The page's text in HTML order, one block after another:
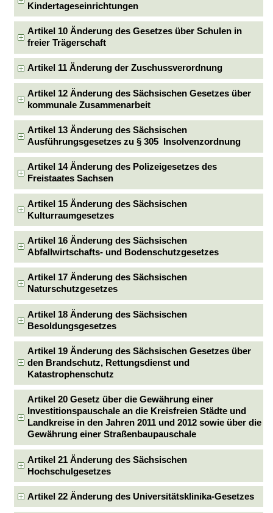
Kindertageseinrichtungen
Artikel 10 Änderung des Gesetzes über Schulen in
freier Trägerschaft
Artikel 11 Änderung der Zuschussverordnung
Artikel 12 Änderung des Sächsischen Gesetzes über
kommunale Zusammenarbeit
Artikel 13 Änderung des Sächsischen
Ausführungsgesetzes zu § 305 Insolvenzordnung
Artikel 14 Änderung des Polizeigesetzes des
Freistaates Sachsen
Artikel 15 Änderung des Sächsischen
Kulturraumgesetzes
Artikel 16 Änderung des Sächsischen
Abfallwirtschafts- und Bodenschutzgesetzes
Artikel 17 Änderung des Sächsischen
Naturschutzgesetzes
Artikel 18 Änderung des Sächsischen
Besoldungsgesetzes
Artikel 19 Änderung des Sächsischen Gesetzes über
den Brandschutz, Rettungsdienst und
Katastrophenschutz
Artikel 20 Gesetz über die Gewährung einer
Investitionspauschale an die Kreisfreien Städte und
Landkreise in den Jahren 2011 und 2012 sowie über die
Gewährung einer Straßenbaupauschale
Artikel 21 Änderung des Sächsischen
Hochschulgesetzes
Artikel 22 Änderung des Universitätsklinika-Gesetzes